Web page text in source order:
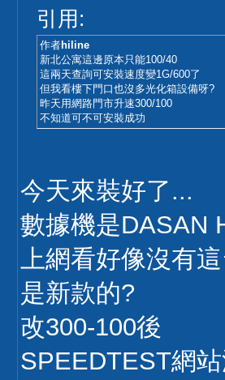
引用:
作者hiline
新北公寓這邊原本只能100/40
這兩天查詢可安裝速度變1G/600了
但我看樓下門口也沒多光化箱設備呀?
昨天用網路門市升速300/100
不知道可不可安裝成功
今天來裝好了...
數據機是DASAN
上網看好像沒有
是新款的?
改300-100後
SPEEDTEST網